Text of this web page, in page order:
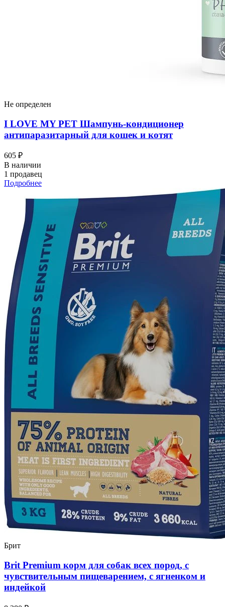
Не определен
I LOVЕ MY PET Шампунь-кондиционер
антипаразитарный для кошек и котят
605 ₽
В наличии
1 продавец
Подробнее
Брит
Brit Premium корм для собак всех пород, с
чувствительным пищеварением, с ягненком и
индейкой